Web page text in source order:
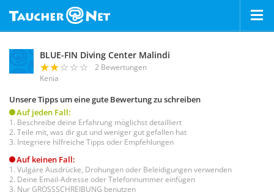
BLUE-FIN Diving Center Malindi
2 Bewertungen
Kenia
Unsere Tipps um eine gute Bewertung zu schreiben
Auf jeden Fall:
Beschreibe deine Erfahrung möglichst detailliert
Teile mit, was dir gut und weniger gut gefallen hat
Integriere hilfreiche Tipps oder Empfehlungen
Auf keinen Fall:
Vulgäre Ausdrücke, Drohungen oder Beleidigungen verwenden
Deine Email-Adresse oder Telefonnummer einfügen
Nur GROSSSCHREIBUNG benutzen